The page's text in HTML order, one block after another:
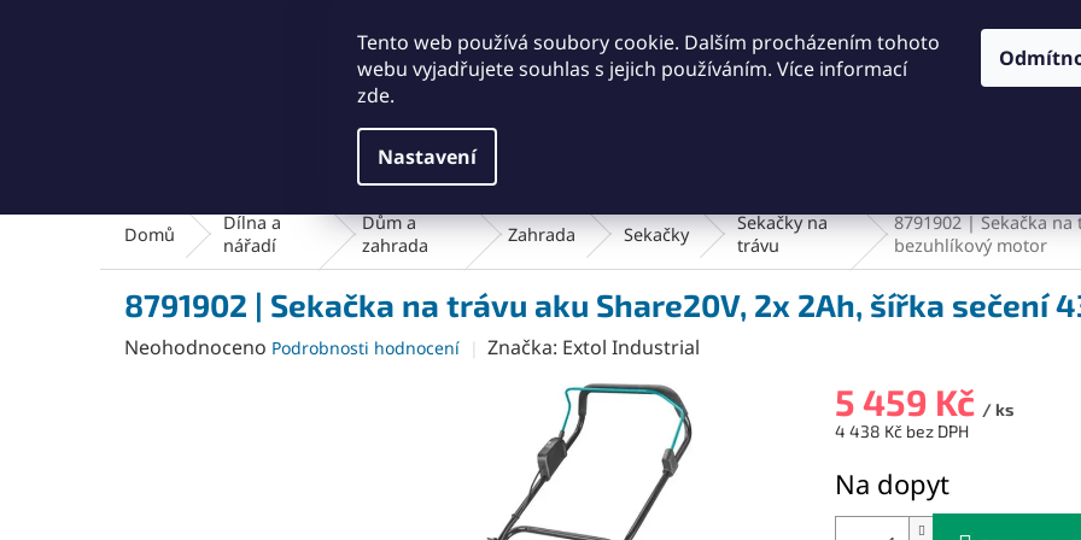
Tento web používá soubory cookie. Dalším procházením tohoto
webu vyjadřujete souhlas s jejich používáním. Více informací
zde.
Nastavení
Čištění a kartáče
Domů
Dílna a
nářadí
Dům a
zahrada
Zahrada Sekačky
Sekačky na
trávu
8791902 | Sekačka na
bezuhlíkový motor
8791902 | Sekačka na trávu aku Share20V, 2x 2Ah, šířka sečení
Průměrné
Neohodnoceno Podrobnosti hodnocení Značka: Extol Industrial
5 459 Kč / ks
4 438 Kč bez DPH
cena:
Na dopyt